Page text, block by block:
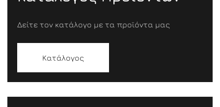
Δείτε τον κατάλογο με τα προϊόντα μας
Κατάλογος